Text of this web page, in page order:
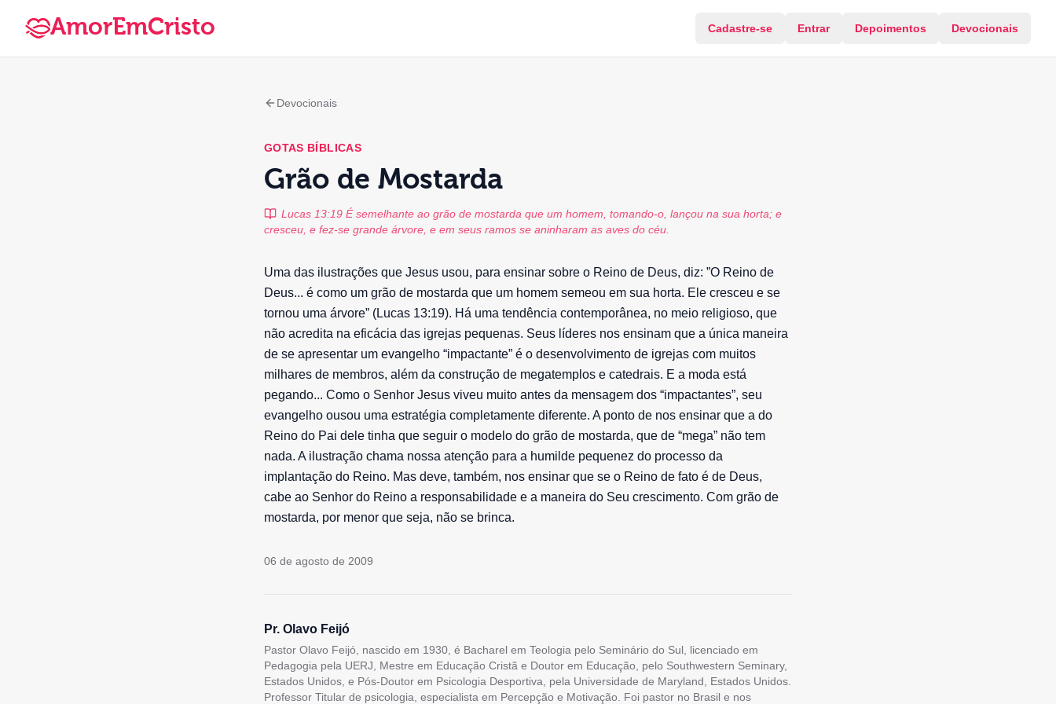
AmorEmCristo Cadastre-se Entrar Depoimentos Devocionais
Devocionais
GOTAS BÍBLICAS
Grão de Mostarda
Lucas 13:19 É semelhante ao grão de mostarda que um homem, tomando-o, lançou na sua horta; e
cresceu, e fez-se grande árvore, e em seus ramos se aninharam as aves do céu.
Uma das ilustrações que Jesus usou, para ensinar sobre o Reino de Deus, diz: ”O Reino de
Deus... é como um grão de mostarda que um homem semeou em sua horta. Ele cresceu e se
tornou uma árvore” (Lucas 13:19). Há uma tendência contemporânea, no meio religioso, que
não acredita na eficácia das igrejas pequenas. Seus líderes nos ensinam que a única maneira
de se apresentar um evangelho “impactante” é o desenvolvimento de igrejas com muitos
milhares de membros, além da construção de megatemplos e catedrais. E a moda está
pegando... Como o Senhor Jesus viveu muito antes da mensagem dos “impactantes”, seu
evangelho ousou uma estratégia completamente diferente. A ponto de nos ensinar que a do
Reino do Pai dele tinha que seguir o modelo do grão de mostarda, que de “mega” não tem
nada. A ilustração chama nossa atenção para a humilde pequenez do processo da
implantação do Reino. Mas deve, também, nos ensinar que se o Reino de fato é de Deus,
cabe ao Senhor do Reino a responsabilidade e a maneira do Seu crescimento. Com grão de
mostarda, por menor que seja, não se brinca.
06 de agosto de 2009
Pr. Olavo Feijó
Pastor Olavo Feijó, nascido em 1930, é Bacharel em Teologia pelo Seminário do Sul, licenciado em
Pedagogia pela UERJ, Mestre em Educação Cristã e Doutor em Educação, pelo Southwestern Seminary,
Estados Unidos, e Pós-Doutor em Psicologia Desportiva, pela Universidade de Maryland, Estados Unidos.
Professor Titular de psicologia, especialista em Percepção e Motivação. Foi pastor no Brasil e nos